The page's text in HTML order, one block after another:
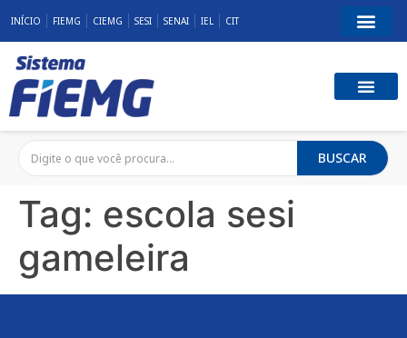
INÍCIO FIEMG CIEMG SESI SENAI IEL CIT
BUSCAR
Tag: escola sesi
gameleira